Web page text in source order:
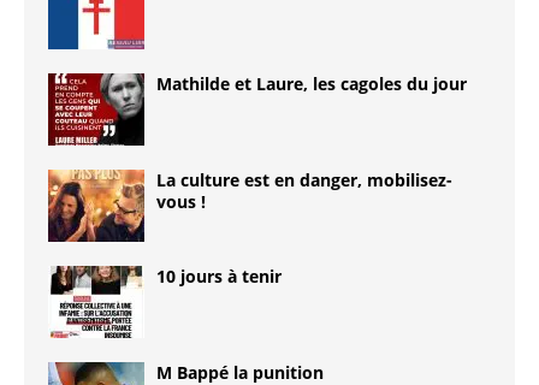
Mathilde et Laure, les cagoles du jour
La culture est en danger, mobilisez-
vous !
10 jours à tenir
M Bappé la punition